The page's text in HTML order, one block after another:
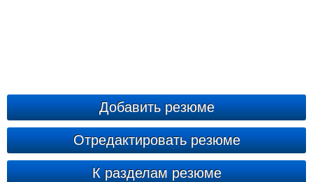
Добавить резюме
Отредактировать резюме
К разделам резюме